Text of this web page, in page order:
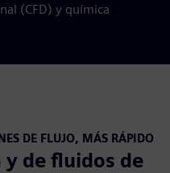
(CFD) y química
DE FLUJO, MÁS RÁPIDO
de fluidos de